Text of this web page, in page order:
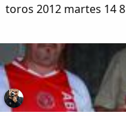
toros 2012 martes 14 8